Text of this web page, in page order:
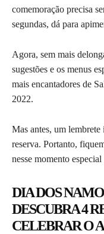
comemoração precisa
segundas, dá para
Agora, sem mais
sugestões e os menus
mais encantadores de
2022.
Mas antes, um lembrete
reserva. Portanto,
nesse momento
DIA DOS
DESCUBRA 4
CELEBRAR O